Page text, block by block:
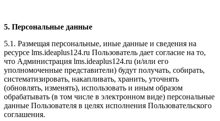
5. Персональные данные
5.1. Размещая персональные, иные данные и сведения на
ресурсе lms.ideaplus124.ru Пользователь дает согласие на то,
что Администрация lms.ideaplus124.ru (и/или его
уполномоченные представители) будут получать, собирать,
систематизировать, накапливать, хранить, уточнять
(обновлять, изменять), использовать и иным образом
обрабатывать (в том числе в электронном виде) персональные
данные Пользователя в целях исполнения Пользовательского
соглашения.